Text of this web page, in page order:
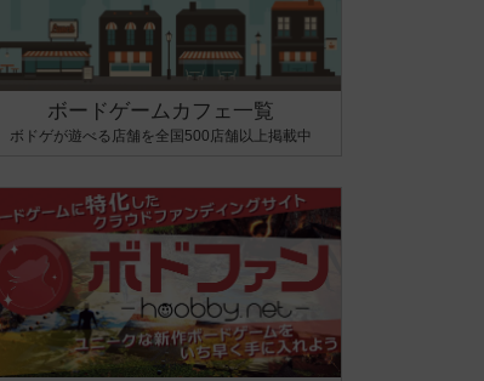
ボードゲームカフェ一覧
ボドゲが遊べる店舗を全国500店舗以上掲載中